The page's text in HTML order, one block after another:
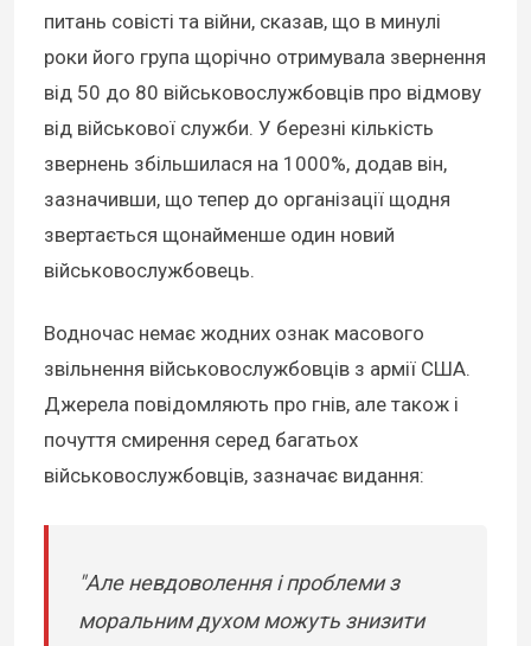
питань совісті та війни, сказав, що в минулі
роки його група щорічно отримувала звернення
від 50 до 80 військовослужбовців про відмову
від військової служби. У березні кількість
звернень збільшилася на 1000%, додав він,
зазначивши, що тепер до організації щодня
звертається щонайменше один новий
військовослужбовець.
Водночас немає жодних ознак масового
звільнення військовослужбовців з армії США.
Джерела повідомляють про гнів, але також і
почуття смирення серед багатьох
військовослужбовців, зазначає видання:
"Але невдоволення і проблеми з
моральним духом можуть знизити